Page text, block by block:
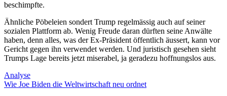
beschimpfte.
Ähnliche Pöbeleien sondert Trump regelmässig auch auf seiner
sozialen Plattform ab. Wenig Freude daran dürften seine Anwälte
haben, denn alles, was der Ex-Präsident öffentlich äussert, kann vor
Gericht gegen ihn verwendet werden. Und juristisch gesehen sieht
Trumps Lage bereits jetzt miserabel, ja geradezu hoffnungslos aus.
Analyse
Wie Joe Biden die Weltwirtschaft neu ordnet